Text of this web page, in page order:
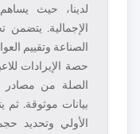
الإجمالية.
الصناعة وتقييم
حصة الإيرادات
الصلة من مصادر
بيانات موثوقة.
الأولي وتحديد